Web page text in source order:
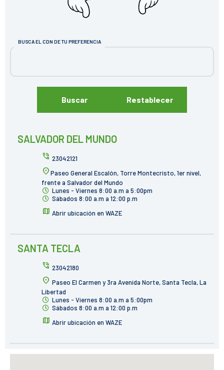
BUSCA EL CDN DE TU PREFERENCIA
Buscar Restablecer
SALVADOR DEL MUNDO
phone_in_talk 23042121
location_onPaseo General Escalón, Torre Montecristo, 1er nivel,
frente a Salvador del Mundo
Lunes - Viernes 8:00 a.m a 5:00pm
Sábados 8:00 a.m a 12:00 p.m
map Abrir ubicación en WAZE
SANTA TECLA
phone_in_talk 23042180
location_on Paseo El Carmen y 3ra Avenida Norte, Santa Tecla, La
Libertad
Lunes - Viernes 8:00 a.m a 5:00pm
Sábados 8:00 a.m a 12:00 p.m
map Abrir ubicación en WAZE